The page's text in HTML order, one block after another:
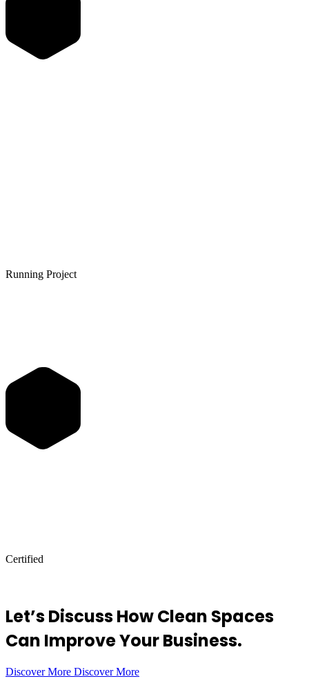
Running Project
Certified
Let’s Discuss How Clean Spaces
Can Improve Your Business.
Discover More Discover More